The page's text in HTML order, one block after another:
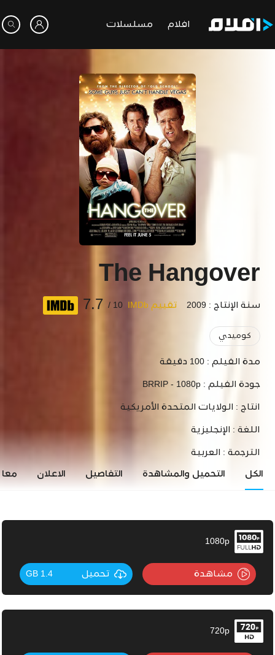
افلام مسلسلات
The Hangover
سنة الإنتاج : 2009 تقييم IMDb 10 /
7.7
كوميدي
مدة الفيلم : 100 دقيقة
جودة الفيلم : BRRIP - 1080p
انتاج : الولايات المتحدة الأمريكية
اللغة : الإنجليزية
الترجمة : العربية
الكل التحميل والمشاهدة التفاصيل الاعلان
1080p
مشاهدة تحميل 1.4 GB
720p